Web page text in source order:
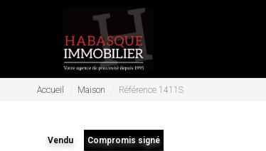
Accueil Maison Référence 1411S
Vendu Compromis signé